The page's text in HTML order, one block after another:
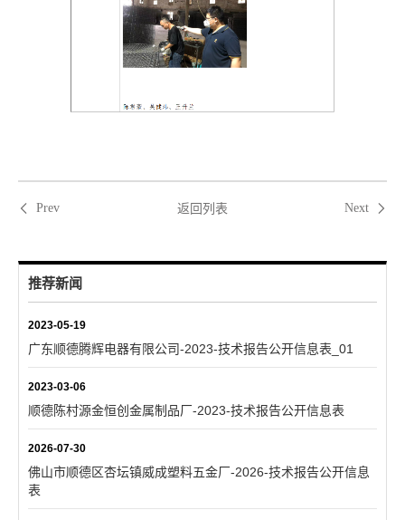
Prev 返回列表 Next
推荐新闻
2023-05-19
广东顺德腾辉电器有限公司-2023-技术报告公开信息表_01
2023-03-06
顺德陈村源金恒创金属制品厂-2023-技术报告公开信息表
2026-07-30
佛山市顺德区杏坛镇威成塑料五金厂-2026-技术报告公开信息
表